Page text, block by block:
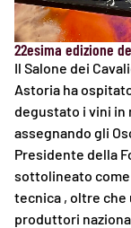
22esima edizione
Il Salone dei
Astoria ha
degustato i vini in
assegnando gli
Presidente della
sottolineato
tecnica , oltre che
produttori